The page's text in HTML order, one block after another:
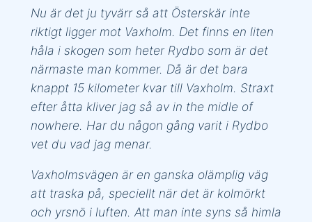
Nu är det ju tyvärr så att Österskär inte
riktigt ligger mot Vaxholm. Det finns en liten
håla i skogen som heter Rydbo som är det
närmaste man kommer. Då är det bara
knappt 15 kilometer kvar till Vaxholm. Straxt
efter åtta kliver jag så av in the midle of
nowhere. Har du någon gång varit i Rydbo
vet du vad jag menar.
Vaxholmsvägen är en ganska olämplig väg
att traska på, speciellt när det är kolmörkt
och yrsnö i luften. Att man inte syns så himla